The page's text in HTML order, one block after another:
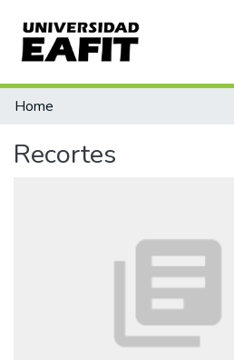
Communities & Collections
Home
Recortes